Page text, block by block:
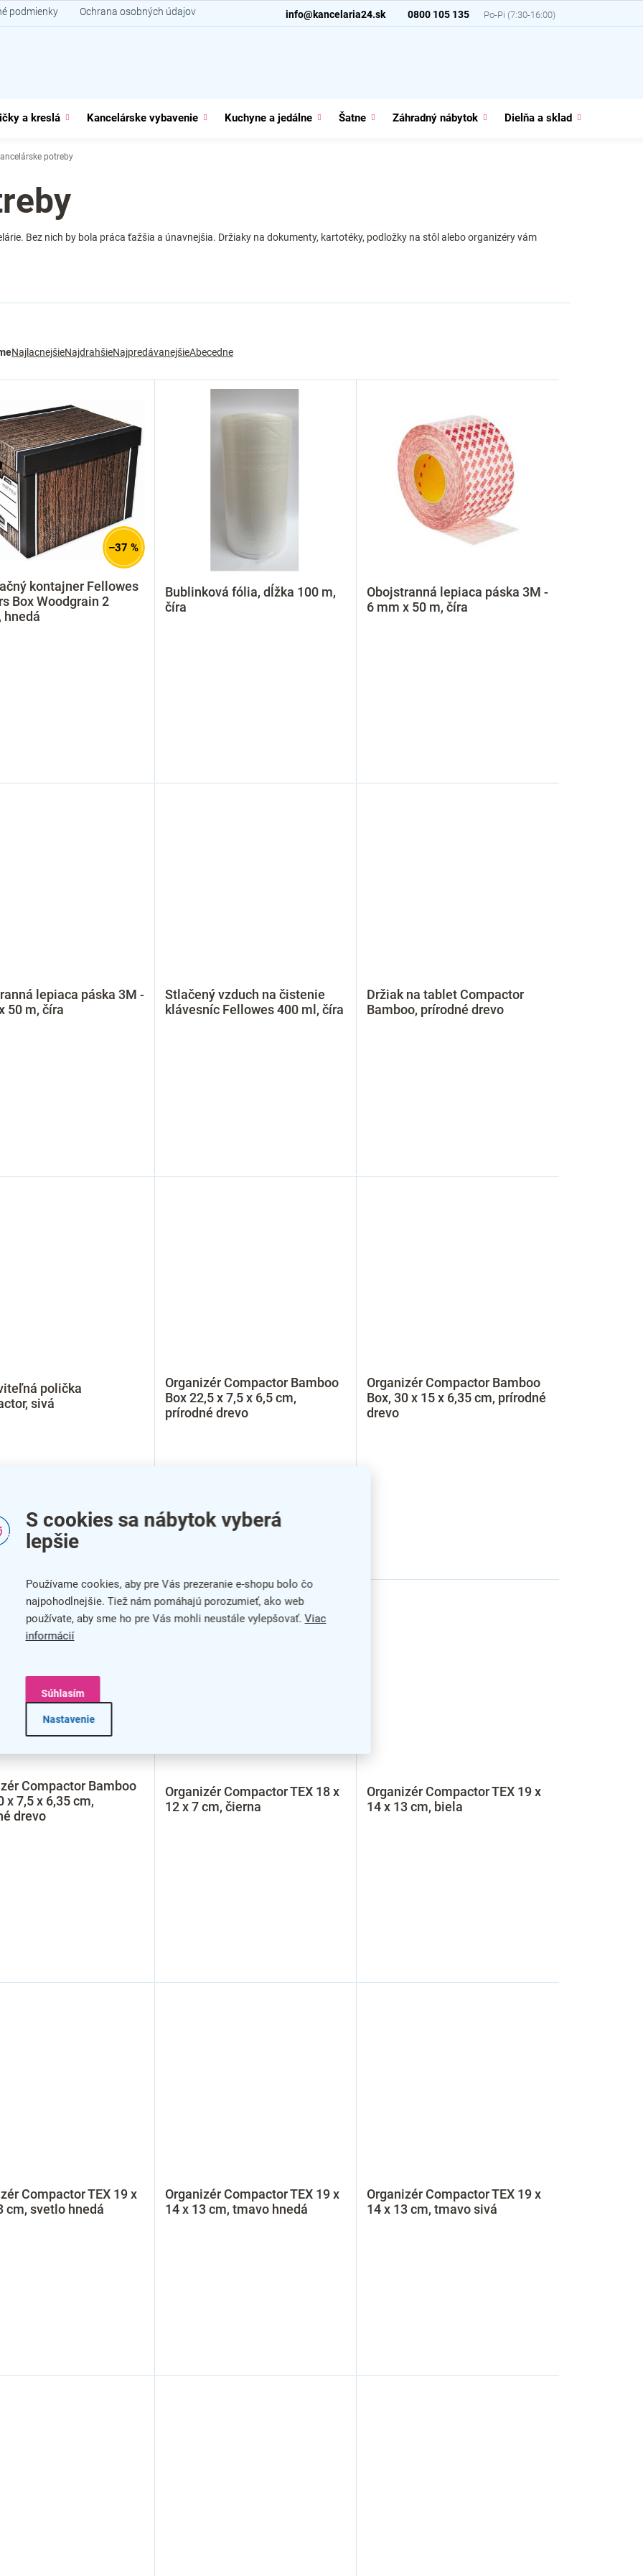
S cookies sa nábytok vyberá
lepšie
Používame cookies, aby pre Vás prezeranie e-shopu bolo čo
najpohodlnejšie. Tiež nám pomáhajú porozumieť, ako web
používate, aby sme ho pre Vás mohli neustále vylepšovať.Viac
informácií
Nastavenie
Súhlasím
0800 105 135
info@kancelaria24.sk
podmienky Ochrana osobných údajov
a kreslá Kancelárske vybavenie Kuchyne a jedálne Šatne Záhradný nábytok Dielňa a sklad
potreby
Bez nich by bola práca ťažšia a únavnejšia. Držiaky na dokumenty, kartotéky, podložky na stôl alebo organizéry vám
NajlacnejšieNajdrahšieNajpredávanejšieAbecedne
–37 %
kontajner Fellowes
Box Woodgrain 2
hnedá
Bublinková fólia, dĺžka 100 m,
číra
Obojstranná lepiaca páska 3M -
6 mm x 50 m, číra
lepiaca páska 3M -
50 m, číra
Stlačený vzduch na čistenie
klávesníc Fellowes 400 ml, číra
Držiak na tablet Compactor
Bamboo, prírodné drevo
polička
sivá
Organizér Compactor Bamboo
Box 22,5 x 7,5 x 6,5 cm,
prírodné drevo
Organizér Compactor Bamboo
Box, 30 x 15 x 6,35 cm, prírodné
drevo
Compactor Bamboo
x 7,5 x 6,35 cm,
drevo
Organizér Compactor TEX 18 x
12 x 7 cm, čierna
Organizér Compactor TEX 19 x
14 x 13 cm, biela
Compactor TEX 19 x
cm, svetlo hnedá
Organizér Compactor TEX 19 x
14 x 13 cm, tmavo hnedá
Organizér Compactor TEX 19 x
14 x 13 cm, tmavo sivá